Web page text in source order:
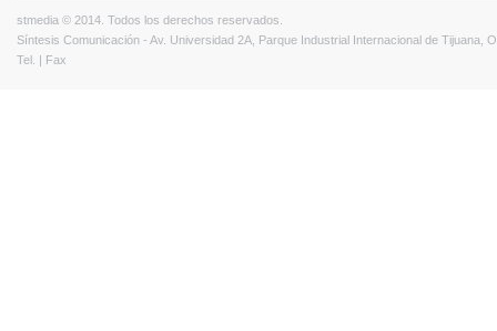
stmedia © 2014. Todos los derechos reservados.
Síntesis Comunicación - Av. Universidad 2A, Parque Industrial Internacional de Tijuana,
Tel. | Fax